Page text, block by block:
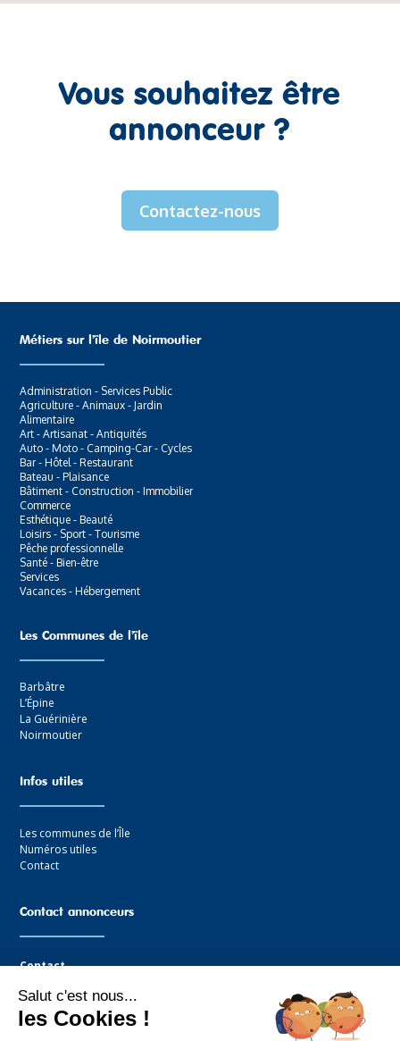
Vous souhaitez être
annonceur ?
Contactez-nous
Métiers sur l’ïle de Noirmoutier
Administration - Services Public
Agriculture - Animaux - Jardin
Alimentaire
Art - Artisanat - Antiquités
Auto - Moto - Camping-Car - Cycles
Bar - Hôtel - Restaurant
Bateau - Plaisance
Bâtiment - Construction - Immobilier
Commerce
Esthétique - Beauté
Loisirs - Sport - Tourisme
Pêche professionnelle
Santé - Bien-être
Services
Vacances - Hébergement
Les Communes de l’ïle
Barbâtre
L’Épine
La Guérinière
Noirmoutier
Infos utiles
Les communes de l’Île
Numéros utiles
Contact
Contact annonceurs
Contact
Agence Graffocean
16 rue Boucaud
Salut c'est nous...
les Cookies !